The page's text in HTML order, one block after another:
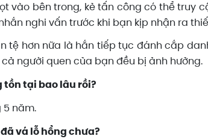
vào bên trong, kẻ tấn công có thể truy
nghi vấn trước khi bạn kịp nhận ra
tệ hơn nữa là hắn tiếp tục đánh cắp
người quen của bạn đều bị ảnh hưởng.
tồn tại bao lâu rồi?
5 năm.
vá lỗ hổng chưa?